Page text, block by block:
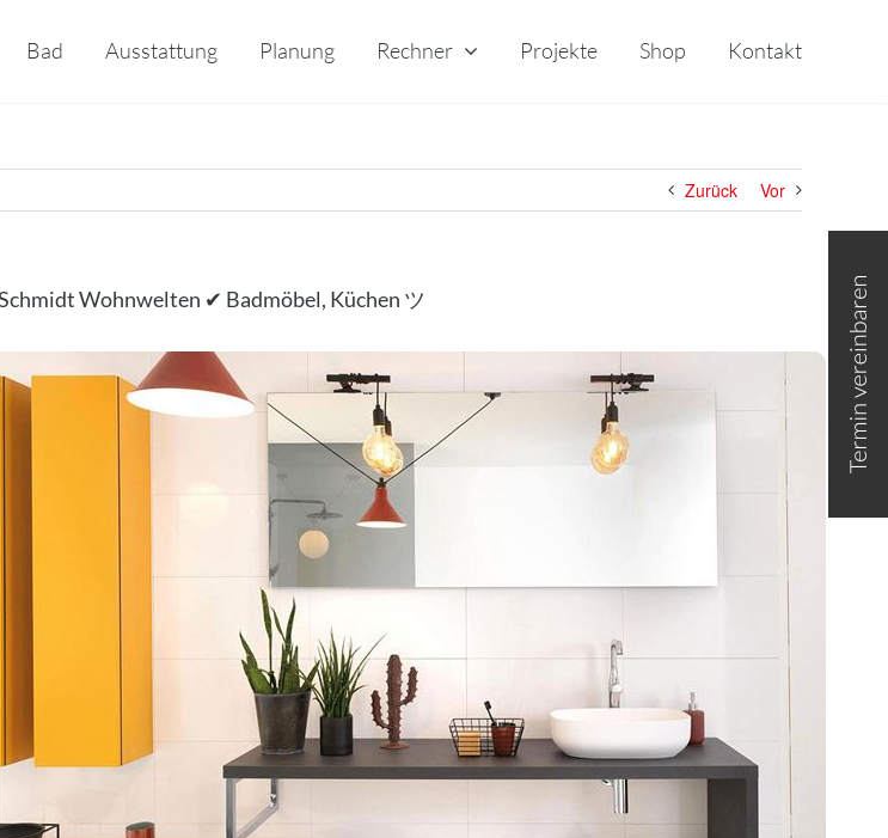
Bad Ausstattung Planung Rechner Projekte Shop Kontakt
Zurück Vor
Wohnwelten ✔ Badmöbel, Küchen ツ
Area